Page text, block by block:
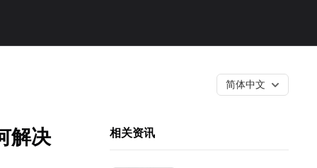
简体中文
解决
相关资讯